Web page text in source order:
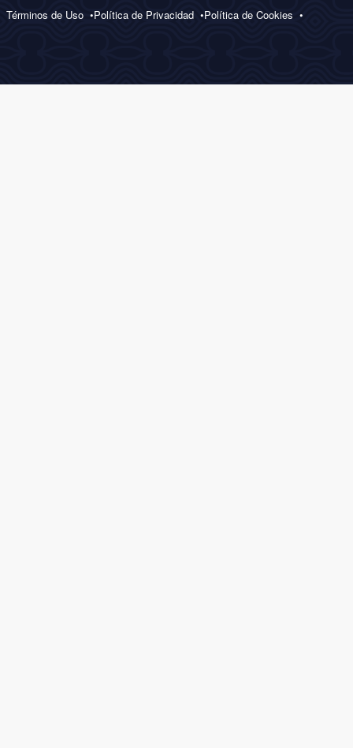
Términos de Uso Política de Privacidad Política de Cookies